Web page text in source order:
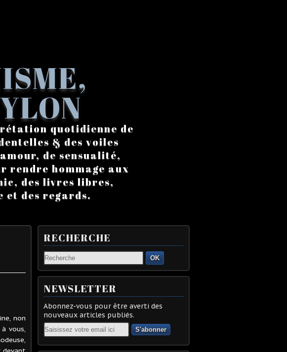
quotidienne de
& des voiles
de sensualité,
rendre hommage aux
des livres libres,
et des regards.
non
vous,
RECHERCHE
OK
NEWSLETTER
Abonnez-vous pour être averti des
nouveaux articles publiés.
Email